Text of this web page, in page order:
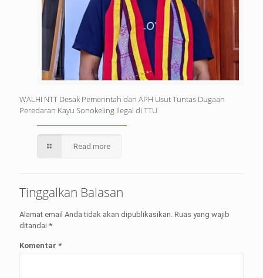
WALHI NTT Desak Pemerintah dan APH Usut Tuntas Dugaan
Peredaran Kayu Sonokeling Ilegal di TTU
Read more
Tinggalkan Balasan
Alamat email Anda tidak akan dipublikasikan. Ruas yang wajib
ditandai *
Komentar *